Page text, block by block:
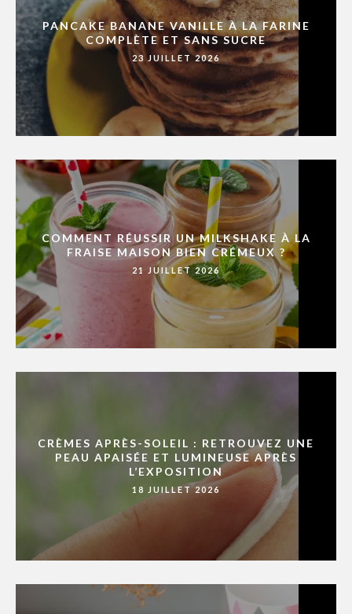
PANCAKE BANANE VANILLE À LA FARINE
COMPLÈTE ET SANS SUCRE
23 JUILLET 2026
COMMENT RÉUSSIR UN MILKSHAKE À LA
FRAISE MAISON BIEN CRÉMEUX ?
21 JUILLET 2026
CRÈMES APRÈS-SOLEIL : RETROUVEZ UNE
PEAU APAISÉE ET LUMINEUSE APRÈS
L’EXPOSITION
18 JUILLET 2026